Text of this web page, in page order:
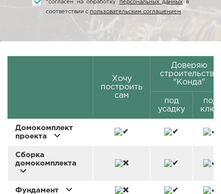
*согласен на обработку персональных данных в
соответствии с пользовательским соглашением
Хочу
построить
сам
Доверяю
строительство
"Конда"
под
усадку
под
ключ
Домокомплект
проекта
Сборка
домокомплекта
Фундамент